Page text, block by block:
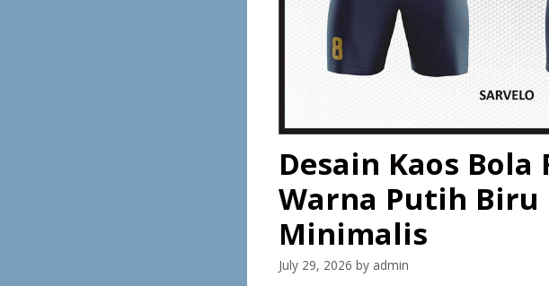
Desain Kaos
Warna Putih Biru
Minimalis
July 29, 2026 by admin